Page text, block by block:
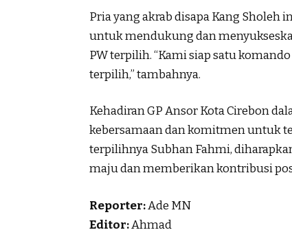
Pria yang akrab disapa Kang Sholeh
untuk mendukung dan
PW terpilih. “Kami siap satu
terpilih,” tambahnya.
Kehadiran GP Ansor Kota Cirebon
kebersamaan dan komitmen untuk
terpilihnya Subhan Fahmi,
maju dan memberikan kontribusi
Reporter:Ade MN
Editor:Ahmad